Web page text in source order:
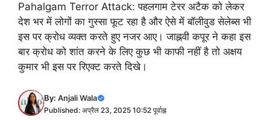
Pahalgam Terror Attack: पहलगाम टेरर अटैक को लेकर
देश भर में लोगों का गुस्सा फूट रहा है और ऐसे में बॉलीवुड सेलेब्स भी
इस पर क्रोध व्यक्त करते हुए नजर आए। जाह्नवी कपूर ने कहा इस
बार क्रोध को शांत करने के लिए कुछ भी काफी नहीं है तो अक्षय
कुमार भी इस पर रिएक्ट करते दिखे।
By: Anjali Wala
Published: अप्रैल 23, 2025 10:52 पूर्वाह्न